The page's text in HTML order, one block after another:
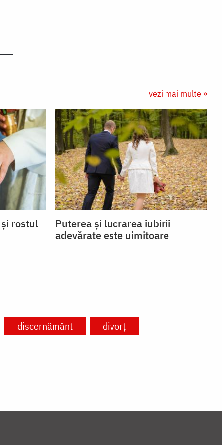
vezi mai multe »
rostul
Puterea și lucrarea iubirii
adevărate este uimitoare
discernământ
divorț